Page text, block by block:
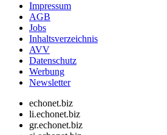
Impressum
AGB
Jobs
Inhaltsverzeichnis
AVV
Datenschutz
Werbung
Newsletter
echonet.biz
li.echonet.biz
gr.echonet.biz